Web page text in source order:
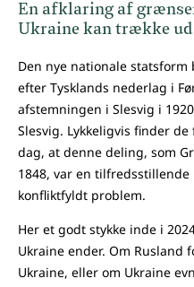
En afklaring af
Ukraine kan trække ud
Den nye nationale
efter Tysklands nederlag i
afstemningen i Slesvig i
Slesvig. Lykkeligvis finder
dag, at denne deling, som
1848, var en
konfliktfyldt problem.
Her et godt stykke inde i
Ukraine ender. Om
Ukraine, eller om Ukraine